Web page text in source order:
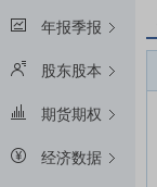
年报季报
股东股本
期货期权
经济数据